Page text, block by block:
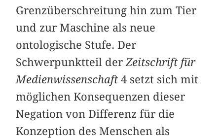
Grenzüberschreitung hin zum Tier
und zur Maschine als neue
ontologische Stufe. Der
Schwerpunktteil derZeitschrift für
Medienwissenschaft 4 setzt sich mit
möglichen Konsequenzen dieser
Negation von Differenz für die
Konzeption des Menschen als